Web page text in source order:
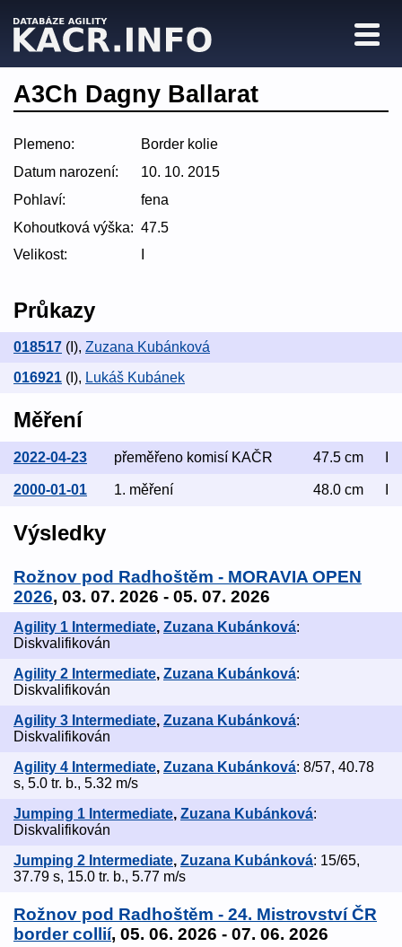
A3Ch Dagny Ballarat
Plemeno:
Border kolie
Datum narození:
10. 10. 2015
Pohlaví:
fena
Kohoutková výška: 47.5
Velikost:
Průkazy
018517 (I), Zuzana Kubánková
016921 (I), Lukáš Kubánek
Měření
2022-04-23 přeměřeno komisí KAČR 47.5 cm
2000-01-01 1. měření 48.0 cm
Výsledky
Rožnov pod Radhoštěm - MORAVIA OPEN
2026, 03. 07. 2026 - 05. 07. 2026
Agility 1 Intermediate, Zuzana Kubánková:
Diskvalifikován
Agility 2 Intermediate, Zuzana Kubánková:
Diskvalifikován
Agility 3 Intermediate, Zuzana Kubánková:
Diskvalifikován
Agility 4 Intermediate, Zuzana Kubánková: 8/57, 40.78
s, 5.0 tr. b., 5.32 m/s
Jumping 1 Intermediate, Zuzana Kubánková:
Diskvalifikován
Jumping 2 Intermediate, Zuzana Kubánková: 15/65,
37.79 s, 15.0 tr. b., 5.77 m/s
Rožnov pod Radhoštěm - 24. Mistrovství ČR
border collií, 05. 06. 2026 - 07. 06. 2026